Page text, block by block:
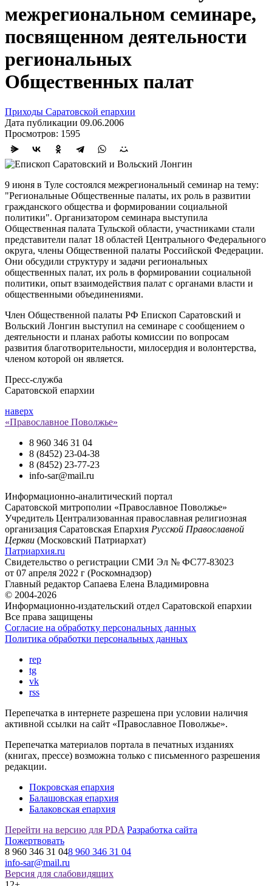
межрегиональном семинаре,
посвященном деятельности
региональных
Общественных палат
Приходы Саратовской епархии
Дата публикации 09.06.2006
Просмотров: 1595
9 июня в Туле состоялся межрегиональный семинар на тему:
"Региональные Общественные палаты, их роль в развитии
гражданского общества и формировании социальной
политики". Организатором семинара выступила
Общественная палата Тульской области, участниками стали
представители палат 18 областей Центрального Федерального
округа, члены Общественной палаты Российской Федерации.
Они обсудили структуру и задачи региональных
общественных палат, их роль в формировании социальной
политики, опыт взаимодействия палат с органами власти и
общественными объединениями.
Член Общественной палаты РФ Епископ Саратовский и
Вольский Лонгин выступил на семинаре с сообщением о
деятельности и планах работы комиссии по вопросам
развития благотворительности, милосердия и волонтерства,
членом которой он является.
Пресс-служба
Саратовской епархии
наверх
«Православное Поволжье»
8 960 346 31 04
8 (8452) 23-04-38
8 (8452) 23-77-23
info-sar@mail.ru
Информационно-аналитический портал
Саратовской митрополии «Православное Поволжье»
Учредитель Централизованная православная религиозная
организация Саратовская Епархия Русской Православной
Церкви (Московский Патриархат)
Патриархия.ru
Свидетельство о регистрации СМИ Эл № ФС77-83023
от 07 апреля 2022 г (Роскомнадзор)
Главный редактор Сапаева Елена Владимировна
© 2004-2026
Информационно-издательский отдел Саратовской епархии
Все права защищены
Согласие на обработку персональных данных
Политика обработки персональных данных
rep
tg
vk
rss
Перепечатка в интернете разрешена при условии наличия
активной ссылки на сайт «Православное Поволжье».
Перепечатка материалов портала в печатных изданиях
(книгах, прессе) возможна только с письменного разрешения
редакции.
Покровская епархия
Балашовская епархия
Балаковская епархия
Перейти на версию для PDA Разработка сайта
Пожертвовать
8 960 346 31 048 960 346 31 04
info-sar@mail.ru
Версия для слабовидящих